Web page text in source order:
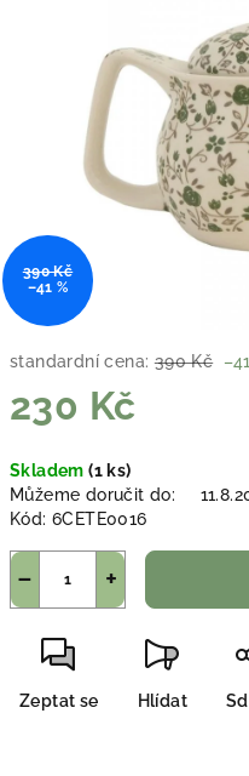
standardní cena: 390 Kč
230 Kč
cena:
Skladem(1 ks)
Můžeme doručit do:
Kód: 6CETE0016
+
−
Zeptat se Hlídat
390 Kč
–41 %